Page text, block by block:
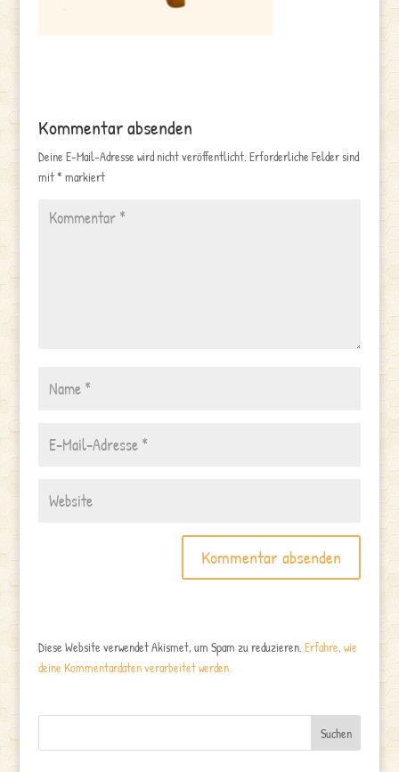
Kommentar absenden
Deine E-Mail-Adresse wird nicht veröffentlicht. Erforderliche Felder sind
mit* markiert
Diese Website verwendet Akismet, um Spam zu reduzieren. Erfahre, wie
deine Kommentardaten verarbeitet werden.